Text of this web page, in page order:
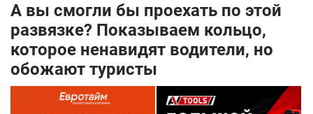
А вы смогли бы проехать по этой
развязке? Показываем кольцо,
которое ненавидят водители, но
обожают туристы